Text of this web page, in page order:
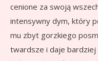
cenione za swoją
intensywny dym, który
mu zbyt gorzkiego
twardsze i daje